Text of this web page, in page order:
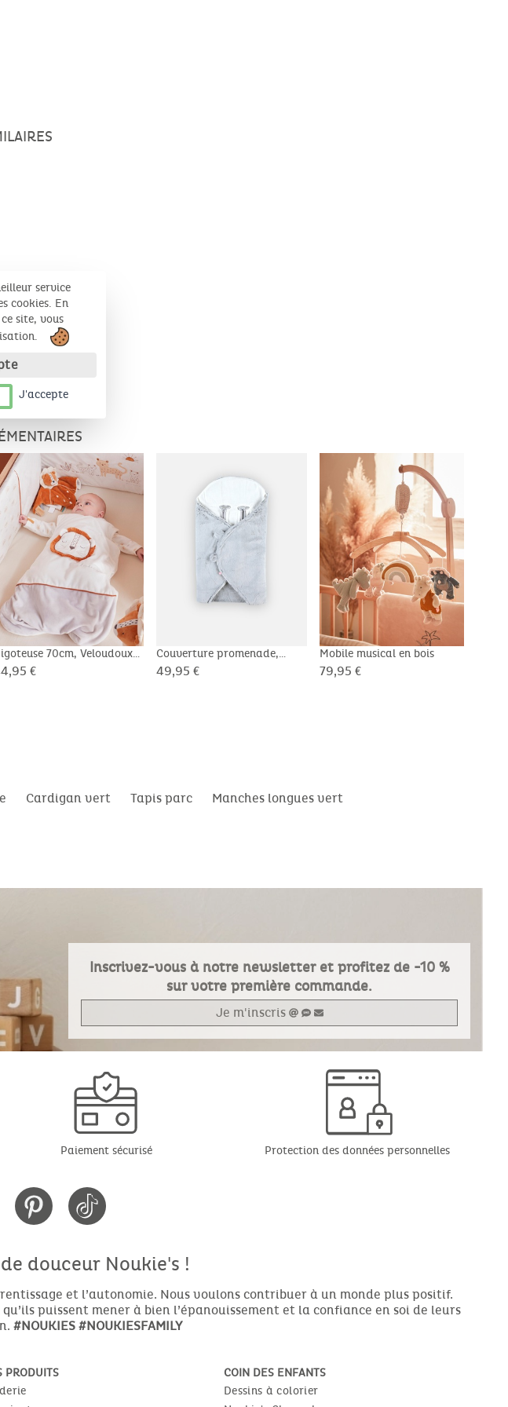
70cm, Veloudoux®
€
Couverture promenade,
Ultra douce
49,95 €
Mobile musical en bois
79,95 €
Cardigan vert Tapis parc
Manches longues vert
Inscrivez-vous à notre newsletter et profitez de -10 %
sur votre première commande.
Je m'inscris
Paiement sécurisé Protection des données personnelles
douceur Noukie's !
et l’autonomie. Nous voulons contribuer à un monde plus positif.
puissent mener à bien l’épanouissement et la confiance en soi de leurs
#NOUKIES #NOUKIESFAMILY
PRODUITS
COIN DES ENFANTS
Dessins à colorier
service
cookies. En
site, vous
J'accepte